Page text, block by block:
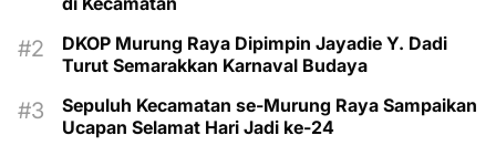
DKOP Murung Raya Dipimpin Jayadie Y. Dadi
Turut Semarakkan Karnaval Budaya
Sepuluh Kecamatan se-Murung Raya Sampaikan
Ucapan Selamat Hari Jadi ke-24